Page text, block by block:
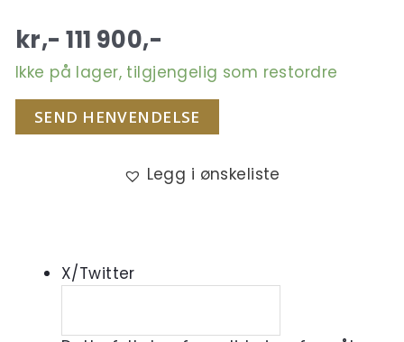
kr,- 111 900,-
Ikke på lager, tilgjengelig som restordre
SEND HENVENDELSE
Legg i ønskeliste
X/Twitter